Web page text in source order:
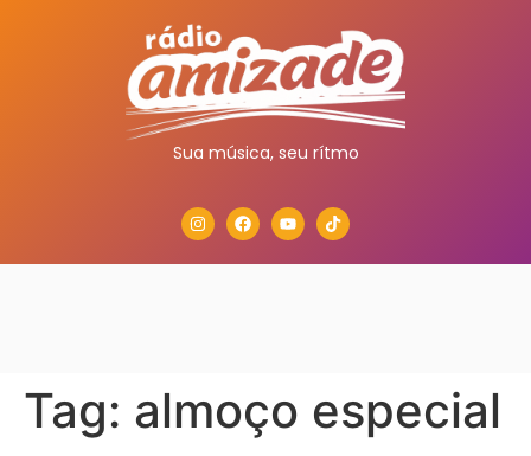
Sua música, seu rítmo
Tag: almoço especial